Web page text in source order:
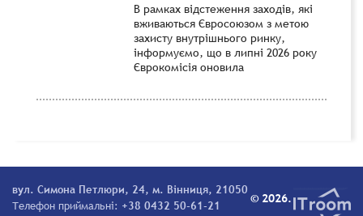
В рамках відстеження заходів, які
вживаються Євросоюзом з метою
захисту внутрішнього ринку,
інформуємо, що в липні 2026 року
Єврокомісія оновила
вул. Симона Петлюри, 24, м. Вінниця, 21050
Телефон приймальні: +38 0432 50-61-21
© 2026.